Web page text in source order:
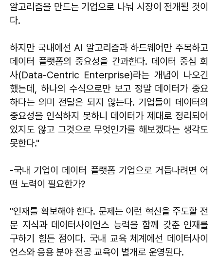
알고리즘을 만드는 기업으로 나눠 시장이 전개될 것이
다.
하지만 국내에선 AI 알고리즘과 하드웨어만 주목하고
데이터 플랫폼의 중요성을 간과한다. 데이터 중심 회
사(Data-Centric Enterprise)라는 개념이 나오긴
했는데, 하나의 수식으로만 보고 정말 데이터가 중요
하다는 의미 전달은 되지 않는다. 기업들이 데이터의
중요성을 인식하지 못하니 데이터가 제대로 정리되어
있지도 않고 그것으로 무엇인가를 해보겠다는 생각도
못한다."
-국내 기업이 데이터 플랫폼 기업으로 거듭나려면 어
떤 노력이 필요한가?
"인재를 확보해야 한다. 문제는 이런 혁신을 주도할 전
문 지식과 데이터사이언스 능력을 함께 갖춘 인재를
구하기 힘든 점이다. 국내 교육 체계에선 데이터사이
언스와 응용 분야 전공 교육이 별개로 운영된다.